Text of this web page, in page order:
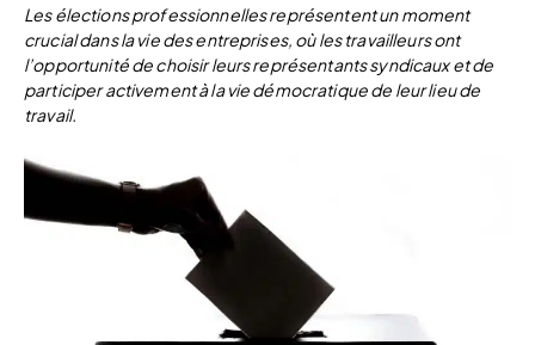
Les élections professionnelles représentent un moment
crucial dans la vie des entreprises, où les travailleurs ont
l’opportunité de choisir leurs représentants syndicaux et de
participer activement à la vie démocratique de leur lieu de
travail.